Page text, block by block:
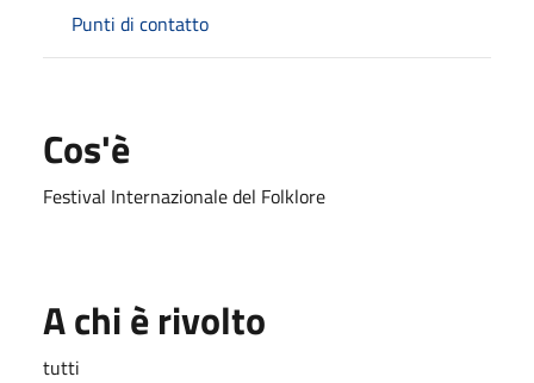
Punti di contatto
Cos'è
Festival Internazionale del Folklore
A chi è rivolto
tutti